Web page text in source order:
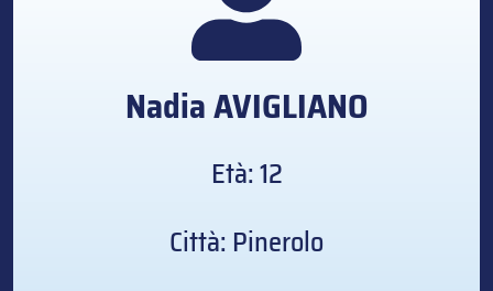
NadiaAVIGLIANO
Età: 12
Città: Pinerolo